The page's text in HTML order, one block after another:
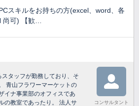
スキルをお持ちの方(excel、word、各
尚可) 【歓…
タッフが勤務しており、そ
青山フラワーマーケットの
イナ事業部のオフィスであ
の教室であったり。 法人サ
コンサルタント